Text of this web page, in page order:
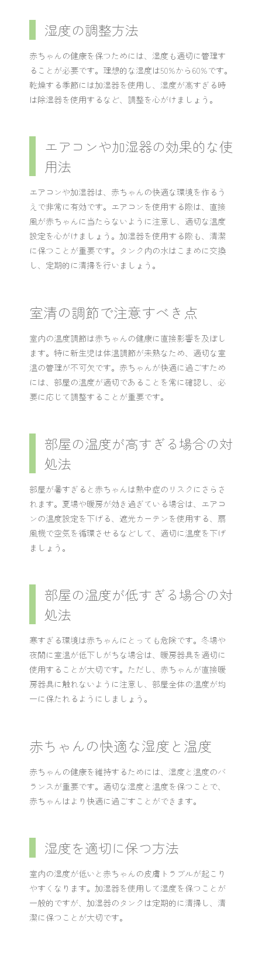
湿度の調整方法
赤ちゃんの健康を保つためには、湿度も適切に管理す
ることが必要です。理想的な湿度は50%から60%です。
乾燥する季節には加湿器を使用し、湿度が高すぎる時
は除湿器を使用するなど、調整を心がけましょう。
エアコンや加湿器の効果的な使
用法
エアコンや加湿器は、赤ちゃんの快適な環境を作るう
えで非常に有効です。エアコンを使用する際は、直接
風が赤ちゃんに当たらないように注意し、適切な温度
設定を心がけましょう。加湿器を使用する際も、清潔
に保つことが重要です。タンク内の水はこまめに交換
し、定期的に清掃を行いましょう。
室清の調節で注意すべき点
室内の温度調節は赤ちゃんの健康に直接影響を及ぼし
ます。特に新生児は体温調節が未熟なため、適切な室
温の管理が不可欠です。赤ちゃんが快適に過ごすため
には、部屋の温度が適切であることを常に確認し、必
要に応じて調整することが重要です。
部屋の温度が高すぎる場合の対
処法
部屋が暑すぎると赤ちゃんは熱中症のリスクにさらさ
れます。夏場や暖房が効き過ぎている場合は、エアコ
ンの温度設定を下げる、遮光カーテンを使用する、扇
風機で空気を循環させるなどして、適切に温度を下げ
ましょう。
部屋の温度が低すぎる場合の対
処法
寒すぎる環境は赤ちゃんにとっても危険です。冬場や
夜間に室温が低下しがちな場合は、暖房器具を適切に
使用することが大切です。ただし、赤ちゃんが直接暖
房器具に触れないように注意し、部屋全体の温度が均
一に保たれるようにしましょう。
赤ちゃんの快適な湿度と温度
赤ちゃんの健康を維持するためには、湿度と温度のバ
ランスが重要です。適切な湿度と温度を保つことで、
赤ちゃんはより快適に過ごすことができます。
湿度を適切に保つ方法
室内の湿度が低いと赤ちゃんの皮膚トラブルが起こり
やすくなります。加湿器を使用して湿度を保つことが
一般的ですが、加湿器のタンクは定期的に清掃し、清
潔に保つことが大切です。